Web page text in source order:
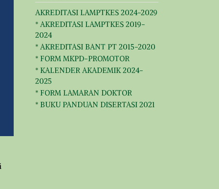
AKREDITASI LAMPTKES 2024-2029
* AKREDITASI LAMPTKES 2019-
2024
* AKREDITASI BANT PT 2015-2020
* FORM MKPD-PROMOTOR
* KALENDER AKADEMIK 2024-
2025
* FORM LAMARAN DOKTOR
* BUKU PANDUAN DISERTASI 2021